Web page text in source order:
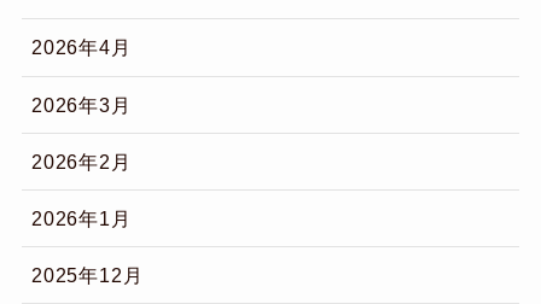
2026年4月
2026年3月
2026年2月
2026年1月
2025年12月